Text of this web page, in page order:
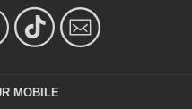
MOBILE